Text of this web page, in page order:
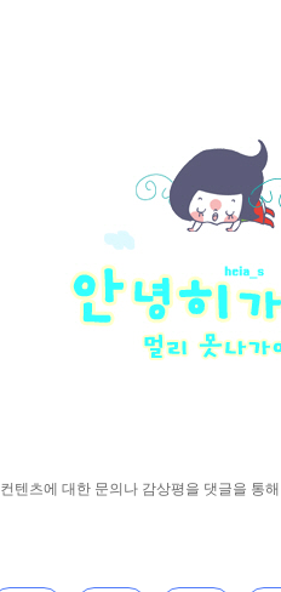
컨텐츠에 대한 문의나 감상평을 댓글을 통